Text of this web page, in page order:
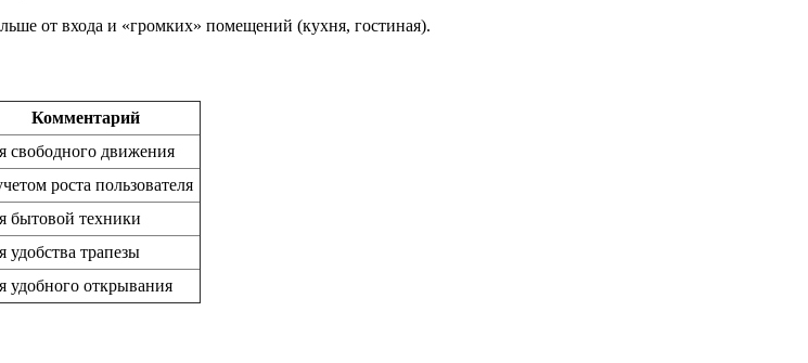
от входа и «громких» помещений (кухня, гостиная).
Комментарий
свободного движения
роста пользователя
бытовой техники
удобства трапезы
удобного открывания